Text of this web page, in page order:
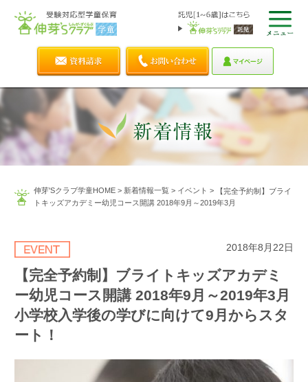
伸芽'Sクラブ学童HOME> 新着情報一覧> イベント >
【完全予約制】ブライ
トキッズアカデミー幼児コース開講 2018年9月～2019年3月
2018年8月22日
【完全予約制】ブライトキッズアカデミ
ー幼児コース開講 2018年9月～2019年3月
小学校入学後の学びに向けて9月からスタ
ート！